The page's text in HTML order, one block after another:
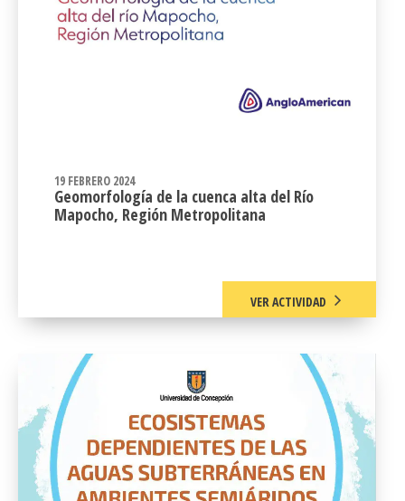
19 FEBRERO 2024
Geomorfología de la cuenca alta del Río
Mapocho, Región Metropolitana
VER ACTIVIDAD